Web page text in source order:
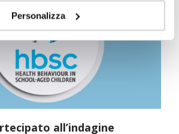
Personalizza
all’indagine